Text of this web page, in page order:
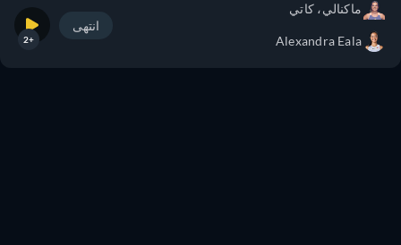
ماكنالي، كاتي
Alexandra Eala
انتهى